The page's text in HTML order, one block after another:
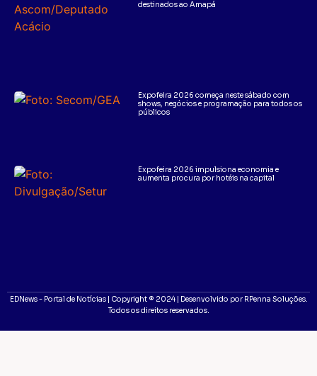
destinados ao Amapá
Expofeira 2026 começa neste sábado com
shows, negócios e programação para todos os
públicos
Expofeira 2026 impulsiona economia e
aumenta procura por hotéis na capital
EDNews - Portal de Notícias | Copyright ® 2024 | Desenvolvido por RPenna Soluções.
Todos os direitos reservados.